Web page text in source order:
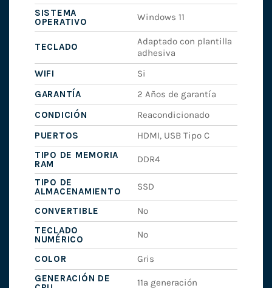
SISTEMA
OPERATIVO
Windows 11
TECLADO
Adaptado con plantilla
adhesiva
WIFI
Si
GARANTÍA
2 Años de garantía
CONDICIÓN
Reacondicionado
PUERTOS
HDMI, USB Tipo C
TIPO DE MEMORIA
RAM
DDR4
TIPO DE
ALMACENAMIENTO
SSD
CONVERTIBLE
No
TECLADO
NUMÉRICO
No
COLOR
Gris
GENERACIÓN DE
11ª generación